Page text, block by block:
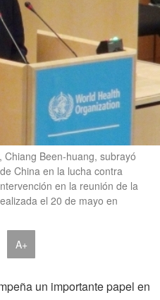
Chiang Been-huang, subrayó
China en la lucha contra
en la reunión de la
el 20 de mayo en
A+
un importante papel en